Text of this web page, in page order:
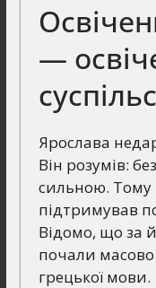
—
Ярослава
Він розумів:
сильною. Тому
підтримував
Відомо, що за
почали
грецької мови.